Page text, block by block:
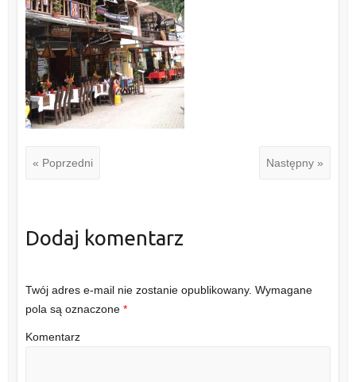
« Poprzedni Następny »
Dodaj komentarz
Twój adres e-mail nie zostanie opublikowany. Wymagane
pola są oznaczone *
Komentarz